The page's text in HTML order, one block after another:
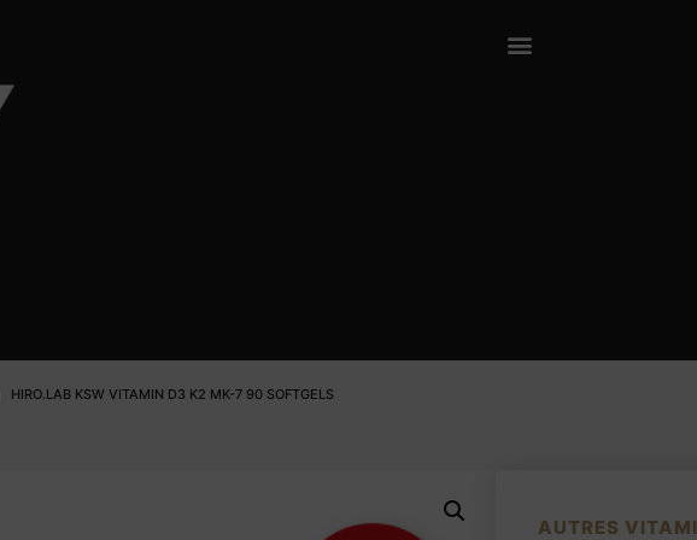
HIRO.LAB KSW VITAMIN D3 K2 MK-7 90 SOFTGELS
AUTRES